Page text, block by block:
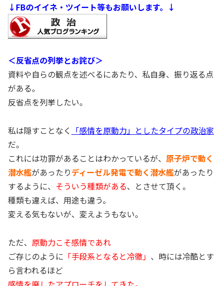
↓FBのイイネ・ツイート等もお願いします。↓
＜反省点の列挙とお詫び＞
資料や自らの観点を述べるにあたり、私自身、振り返る点
がある。
反省点を列挙したい。
私は隠すことなく 「感情を原動力」としたタイプの政治家
だ。
これには功罪があることはわかっているが、 原子炉で動く
潜水艦があったりディーゼル発電で動く潜水艦があったり
するように、 そういう種類がある、とさせて頂く。
種類も違えば、用途も違う。
変える気もないが、変えようもない。
ただ、 原動力こそ感情であれ
ご存じのように 「手段系となると冷徹」 、時には冷酷とす
ら言われるほど